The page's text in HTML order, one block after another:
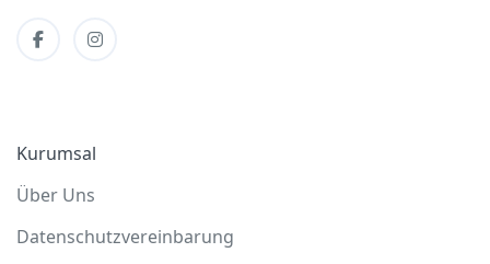
Kurumsal
Über Uns
Datenschutzvereinbarung